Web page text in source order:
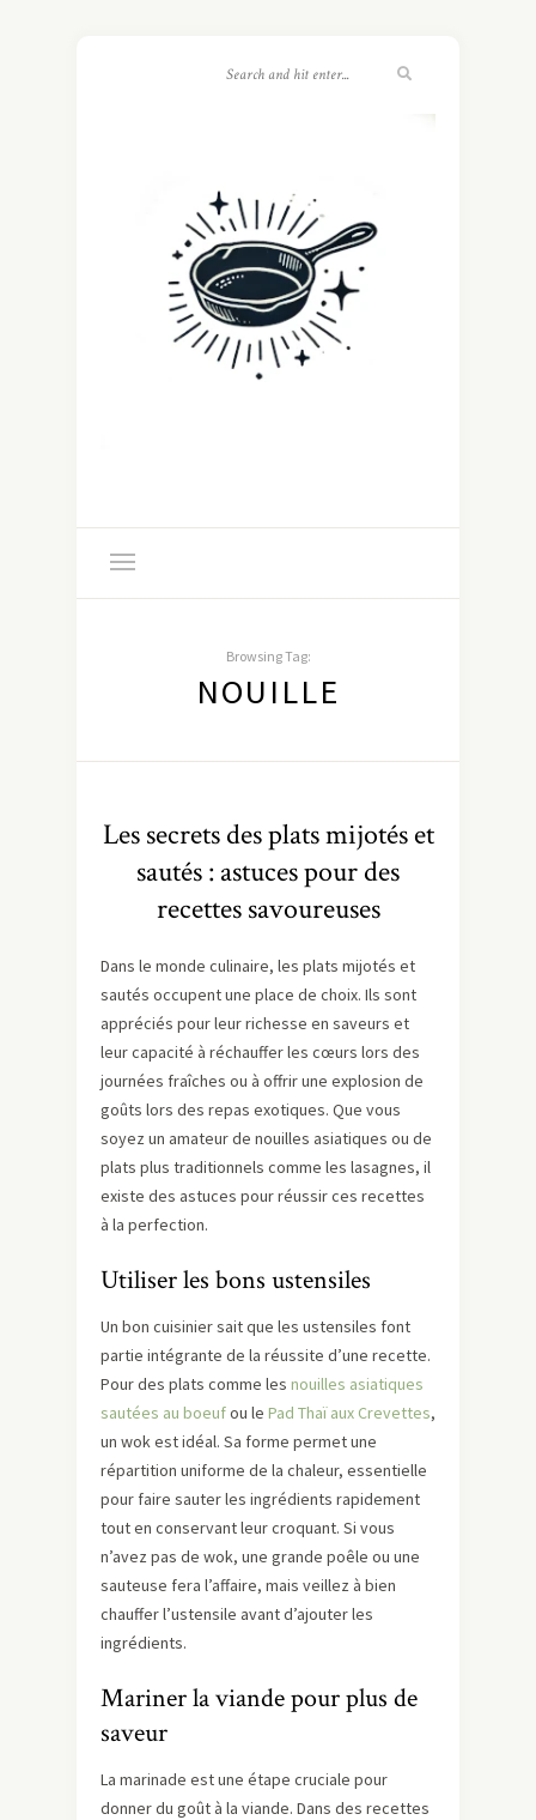
Browsing Tag:
NOUILLE
Les secrets des plats mijotés et
sautés : astuces pour des
recettes savoureuses
Dans le monde culinaire, les plats mijotés et
sautés occupent une place de choix. Ils sont
appréciés pour leur richesse en saveurs et
leur capacité à réchauffer les cœurs lors des
journées fraîches ou à offrir une explosion de
goûts lors des repas exotiques. Que vous
soyez un amateur de nouilles asiatiques ou de
plats plus traditionnels comme les lasagnes, il
existe des astuces pour réussir ces recettes
à la perfection.
Utiliser les bons ustensiles
Un bon cuisinier sait que les ustensiles font
partie intégrante de la réussite d’une recette.
Pour des plats comme les nouilles asiatiques
sautées au boeufou le Pad Thaï aux Crevettes,
un wok est idéal. Sa forme permet une
répartition uniforme de la chaleur, essentielle
pour faire sauter les ingrédients rapidement
tout en conservant leur croquant. Si vous
n’avez pas de wok, une grande poêle ou une
sauteuse fera l’affaire, mais veillez à bien
chauffer l’ustensile avant d’ajouter les
ingrédients.
Mariner la viande pour plus de
saveur
La marinade est une étape cruciale pour
donner du goût à la viande. Dans des recettes